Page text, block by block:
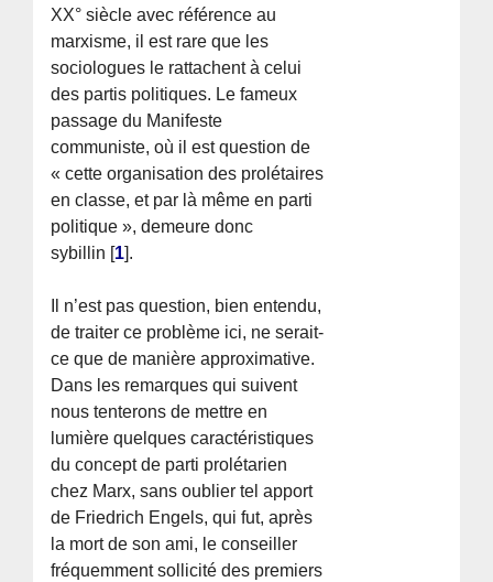
XX° siècle avec référence au
marxisme, il est rare que les
sociologues le rattachent à celui
des partis politiques. Le fameux
passage du Manifeste
communiste, où il est question de
« cette organisation des prolétaires
en classe, et par là même en parti
politique », demeure donc
sybillin [1].
Il n’est pas question, bien entendu,
de traiter ce problème ici, ne serait-
ce que de manière approximative.
Dans les remarques qui suivent
nous tenterons de mettre en
lumière quelques caractéristiques
du concept de parti prolétarien
chez Marx, sans oublier tel apport
de Friedrich Engels, qui fut, après
la mort de son ami, le conseiller
fréquemment sollicité des premiers